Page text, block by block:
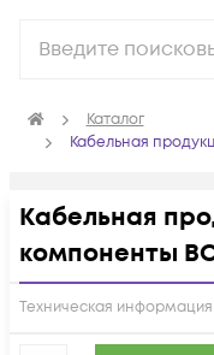
Каталог
Кабельная
Кабельная
компоненты
Техническая информация